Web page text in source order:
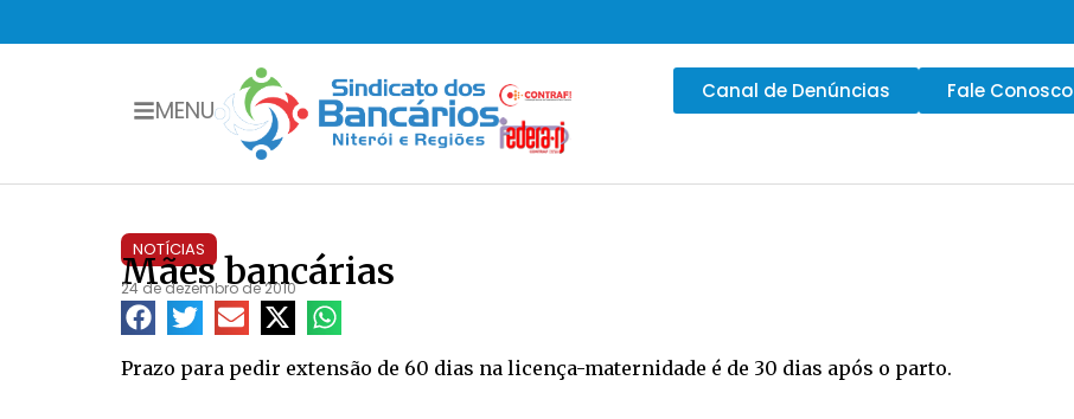
MENU
Canal de Denúncias Fale Conosco
NOTÍCIAS
Mães bancárias
24 de dezembro de 2010
Prazo para pedir extensão de 60 dias na licença-maternidade é de 30 dias após o parto.